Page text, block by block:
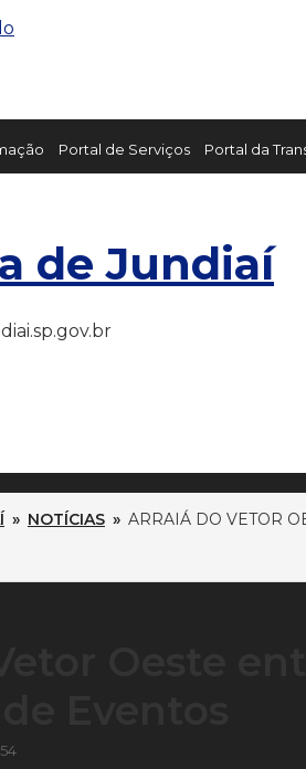
Portal de Serviços Portal da
de Jundiaí
» NOTÍCIAS » ARRAIÁ DO VETOR